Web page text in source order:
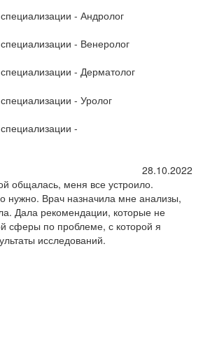
- Андролог
- Венеролог
- Дерматолог
- Уролог
-
28.10.2022
общалась, меня все устроило.
нужно. Врач назначила мне анализы,
Дала рекомендации, которые не
сферы по проблеме, с которой я
исследований.